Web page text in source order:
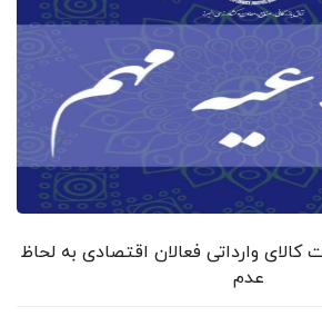
وارداتی فعالان اقتصادی به لحاظ
عدم